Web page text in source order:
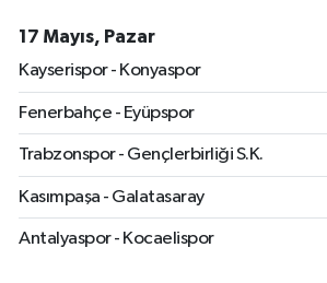
17 Mayıs, Pazar
Kayserispor - Konyaspor
Fenerbahçe - Eyüpspor
Trabzonspor - Gençlerbirliği S.K.
Kasımpaşa - Galatasaray
Antalyaspor - Kocaelispor